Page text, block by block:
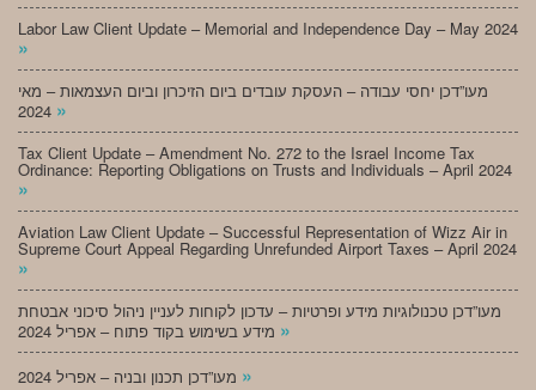
Labor Law Client Update – Memorial and Independence Day – May 2024
»
מעו”דכן יחסי עבודה – העסקת עובדים ביום הזיכרון וביום העצמאות – מאי
»
Tax Client Update – Amendment No. 272 to the Israel Income Tax
Ordinance: Reporting Obligations on Trusts and Individuals – April 2024
»
Aviation Law Client Update – Successful Representation of Wizz Air in
Supreme Court Appeal Regarding Unrefunded Airport Taxes – April 2024
»
מעו”דכן טכנולוגיות מידע ופרטיות – עדכון לקוחות לעניין ניהול סיכוני אבטחת
»
»